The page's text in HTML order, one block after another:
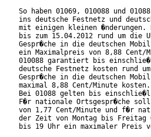
So haben 01069, 010088 und
ins deutsche Festnetz und
mit einigen kleinen �nderungen.
bis zum 15.04.2012 rund um die
Gespr�che in die deutschen
ein Maximalpreis von 8,88 Cent/
010088 garantiert bis
deutsche Festnetz kosten rund
Gespr�che in die deutschen
maximal 8,88 Cent/Minute kosten.
Bei 01088 gelten bis
F�r nationale Ortsgespr�che
von 1,77 Cent/Minute und f�r
der Zeit von Montag bis Freitag
bis 19 Uhr ein maximaler Preis